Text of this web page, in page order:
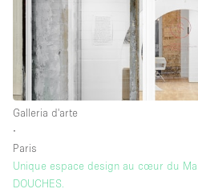
Galleria d'arte
∙
Paris
Unique espace design au cœur du
DOUCHES.